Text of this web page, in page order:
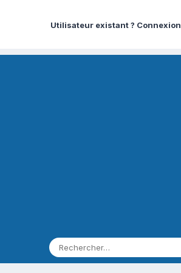
Utilisateur existant ? Connexion